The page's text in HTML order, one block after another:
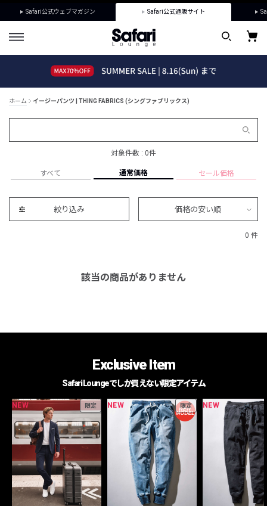
Safari公式ウェブマガジン Safari公式通販サイト
ホーム イージーパンツ | THING FABRICS (シングファブリックス)
対象件数 : 0件
すべて 通常価格 セール価格
絞り込み 価格の安い順
0 件
該当の商品がありません
Exclusive Item
Safari Loungeでしか買えない限定アイテム
NEW 限定 NEW 限定 NEW